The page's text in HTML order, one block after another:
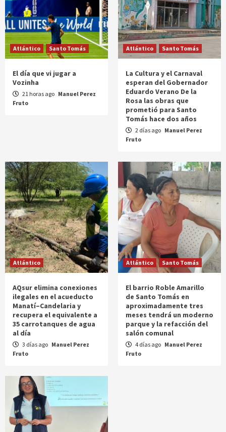
Atlántico Santo Tomás
El día que vi jugar a
Vozinha
21 horas ago Manuel Perez
Fruto
Atlántico Santo Tomás
La Cultura y el Carnaval
esperan del Gobernador
Eduardo Verano De la
Rosa las obras que
prometió para Santo
Tomás hace dos años
2 días ago Manuel Perez
Fruto
Atlántico
AQsur elimina conexiones
ilegales en el acueducto
Manatí–Candelaria y
recupera el equivalente a
35 carrotanques de agua
al día
3 días ago Manuel Perez
Fruto
Atlántico Santo Tomás
El barrio Roble Amarillo
de Santo Tomás en
aproximadamente tres
meses tendrá un moderno
parque y la refacción del
salón comunal
4 días ago Manuel Perez
Fruto